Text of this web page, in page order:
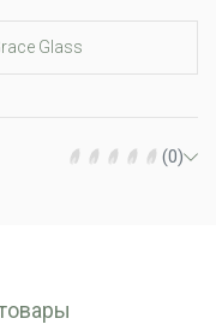
Glass
(0)